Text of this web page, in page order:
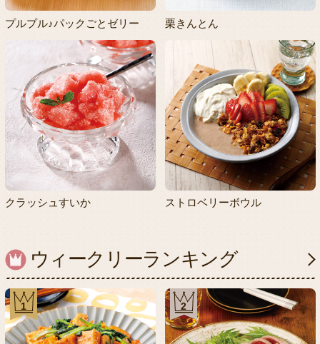
プルプル♪パックごとゼリー 栗きんとん
クラッシュすいか ストロベリーボウル
ウィークリーランキング
1 2